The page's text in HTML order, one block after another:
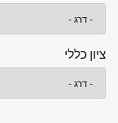
ציון כללי